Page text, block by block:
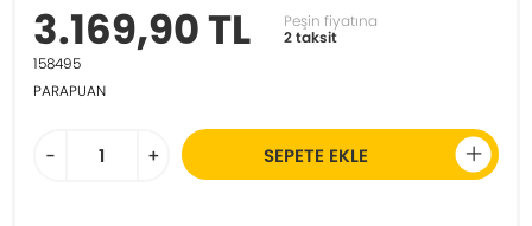
3.169,90 TL
Peşin fiyatına
2 taksit
158495
PARAPUAN
- + SEPETE EKLE